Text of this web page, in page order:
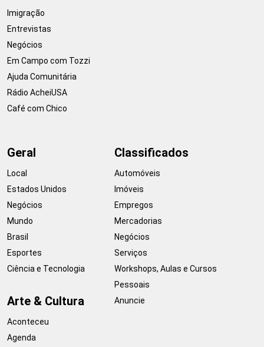
Imigração
Entrevistas
Negócios
Em Campo com Tozzi
Ajuda Comunitária
Rádio AcheiUSA
Café com Chico
Geral
Local
Estados Unidos
Negócios
Mundo
Brasil
Esportes
Ciência e Tecnologia
Arte & Cultura
Aconteceu
Agenda
Classificados
Automóveis
Imóveis
Empregos
Mercadorias
Negócios
Serviços
Workshops, Aulas e Cursos
Pessoais
Anuncie